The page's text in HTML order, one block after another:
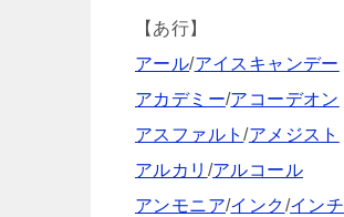
【あ行】
アール/アイスキャンデー
アカデミー/アコーデオン
アスファルト/アメジスト
アルカリ /アルコール
アンモニア/インク/インチ